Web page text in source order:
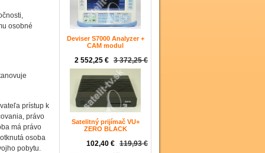
osobné
prístup k
právo
má právo
osoba
pobytu.
Deviser S7000 Analyzer +
CAM modul
2 552,25 € 3 372,25 €
Satelitný prijímač VU+
ZERO BLACK
102,40 € 119,93 €